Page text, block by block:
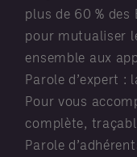
plus de 60 % des
pour mutualiser
ensemble aux
Parole d’expert :
Pour vous
complète,
Parole